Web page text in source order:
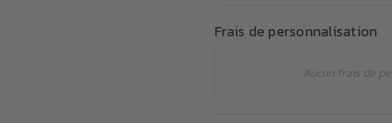
Frais de personnalisation
Aucun frais de